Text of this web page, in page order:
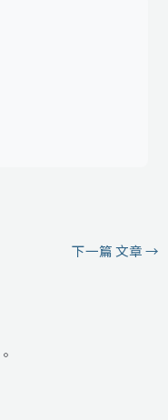
下一篇 文章→